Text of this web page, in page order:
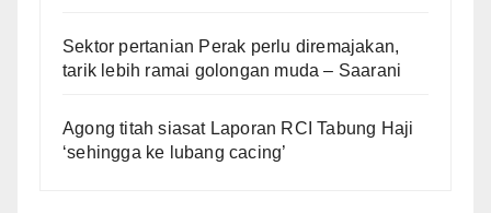
Sektor pertanian Perak perlu diremajakan,
tarik lebih ramai golongan muda – Saarani
Agong titah siasat Laporan RCI Tabung Haji
‘sehingga ke lubang cacing’